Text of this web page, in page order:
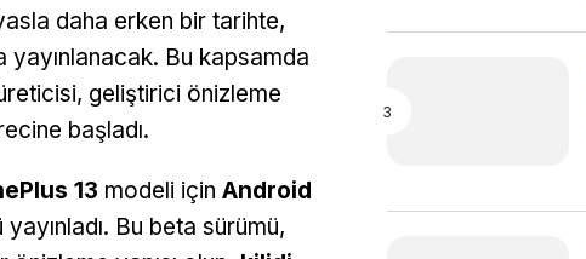
daha erken bir tarihte,
yayınlanacak. Bu kapsamda
geliştirici önizleme
başladı.
13 modeli için Android
yayınladı. Bu beta sürümü,